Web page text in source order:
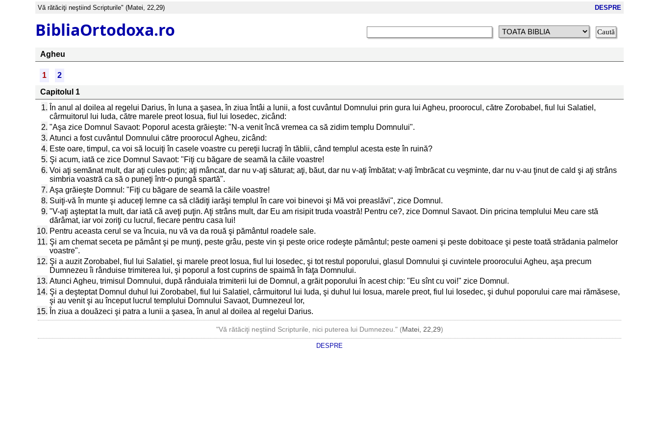
Vă rătăciţi neştiind Scripturile" (Matei, 22,29) DESPRE
BibliaOrtodoxa.ro
Agheu
1
2
Capitolul 1
1. În anul al doilea al regelui Darius, în luna a şasea, în ziua întâi a lunii, a fost cuvântul Domnului prin gura lui Agheu, proorocul, către Zorobabel, fiul lui Salatiel,
cârmuitorul lui Iuda, către marele preot Iosua, fiul lui Iosedec, zicând:
2. "Aşa zice Domnul Savaot: Poporul acesta grăieşte: "N-a venit încă vremea ca să zidim templu Domnului".
3. Atunci a fost cuvântul Domnului către proorocul Agheu, zicând:
4. Este oare, timpul, ca voi să locuiţi în casele voastre cu pereţii lucraţi în tăblii, când templul acesta este în ruină?
5. Şi acum, iată ce zice Domnul Savaot: "Fiţi cu băgare de seamă la căile voastre!
6. Voi aţi semănat mult, dar aţi cules puţin; aţi mâncat, dar nu v-aţi săturat; aţi, băut, dar nu v-aţi îmbătat; v-aţi îmbrăcat cu veşminte, dar nu v-au ţinut de cald şi aţi strâns
simbria voastră ca să o puneţi într-o pungă spartă".
7. Aşa grăieşte Domnul: "Fiţi cu băgare de seamă la căile voastre!
8. Suiţi-vă în munte şi aduceţi lemne ca să clădiţi iarăşi templul în care voi binevoi şi Mă voi preaslăvi", zice Domnul.
9. "V-aţi aşteptat la mult, dar iată că aveţi puţin. Aţi strâns mult, dar Eu am risipit truda voastră! Pentru ce?, zice Domnul Savaot. Din pricina templului Meu care stă
dărâmat, iar voi zoriţi cu lucrul, fiecare pentru casa lui!
10. Pentru aceasta cerul se va încuia, nu vă va da rouă şi pământul roadele sale.
11. Şi am chemat seceta pe pământ şi pe munţi, peste grâu, peste vin şi peste orice rodeşte pământul; peste oameni şi peste dobitoace şi peste toată strădania palmelor
voastre".
12. Şi a auzit Zorobabel, fiul lui Salatiel, şi marele preot Iosua, fiul lui Iosedec, şi tot restul poporului, glasul Domnului şi cuvintele proorocului Agheu, aşa precum
Dumnezeu îi rânduise trimiterea lui, şi poporul a fost cuprins de spaimă în faţa Domnului.
13. Atunci Agheu, trimisul Domnului, după rânduiala trimiterii lui de Domnul, a grăit poporului în acest chip: "Eu sînt cu voi!" zice Domnul.
14. Şi a deşteptat Domnul duhul lui Zorobabel, fiul lui Salatiel, cârmuitorul lui Iuda, şi duhul lui Iosua, marele preot, fiul lui Iosedec, şi duhul poporului care mai rămăsese,
şi au venit şi au început lucrul templului Domnului Savaot, Dumnezeul lor,
15. În ziua a douăzeci şi patra a lunii a şasea, în anul al doilea al regelui Darius.
"Vă rătăciţi neştiind Scripturile, nici puterea lui Dumnezeu." (Matei, 22,29)
DESPRE